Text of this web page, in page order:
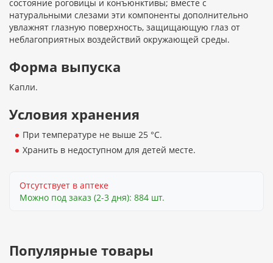
состояние роговицы и конъюнктивы; вместе с
натуральными слезами эти компоненты дополнительно
увлажнят глазную поверхность, защищающую глаз от
неблагоприятных воздействий окружающей среды.
Форма выпуска
Капли.
Условия хранения
При температуре не выше 25 °C.
Хранить в недоступном для детей месте.
Отсутствует в аптеке
Можно под заказ (2-3 дня): 884 шт.
Популярные товары